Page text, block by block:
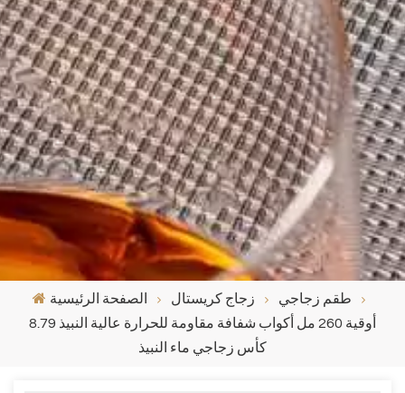
الصفحة الرئيسية زجاج كريستال
طقم زجاجي
8.79 أوقية 260 مل أكواب شفافة مقاومة للحرارة عالية النبيذ
كأس زجاجي ماء النبيذ